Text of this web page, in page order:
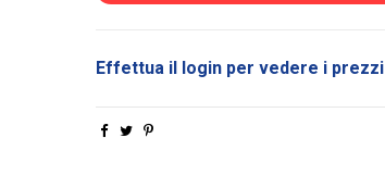
Effettua il login per vedere i prezzi